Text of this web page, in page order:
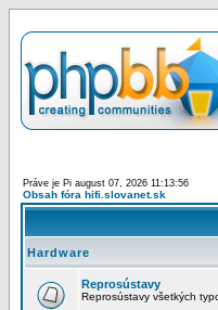
Práve je Pi august 07, 2026 11:13:56
Obsah fóra hifi.slovanet.sk
Hardware
Reprosústavy
Reprosústavy všetkých